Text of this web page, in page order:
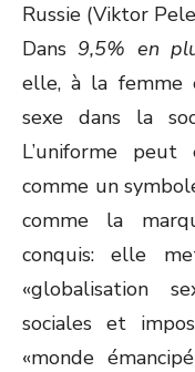
Russie (Viktor
Dans9,5% en
elle, à la femme
sexe dans la
L’uniforme peut
comme un
comme la
conquis: elle
«globalisation
sociales et
«monde